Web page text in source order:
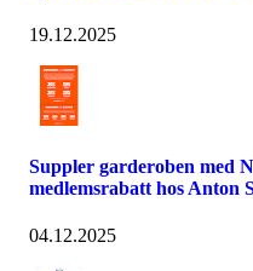
19.12.2025
Suppler garderoben med
medlemsrabatt hos Anton
04.12.2025